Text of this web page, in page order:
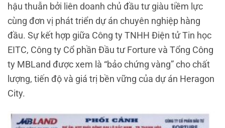
hậu thuẫn bởi liên doanh chủ đầu tư giàu tiềm lực
cùng đơn vị phát triển dự án chuyên nghiệp hàng
đầu. Sự kết hợp giữa Công ty TNHH Điện tử Tin học
EITC, Công ty Cổ phần Đầu tư Forture và Tổng Công
ty MBLand được xem là “bảo chứng vàng” cho chất
lượng, tiến độ và giá trị bền vững của dự án Heragon
City.